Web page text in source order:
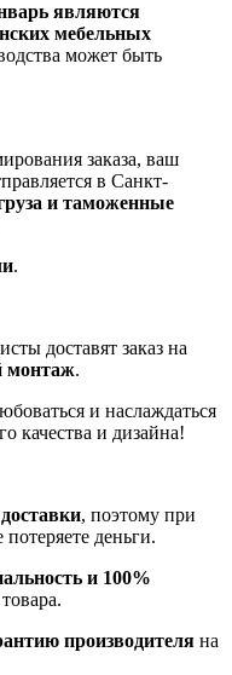
являются
мебельных
может быть
заказа, ваш
в Санкт-
и таможенные
.
доставят заказ на
монтаж.
и наслаждаться
качества и дизайна!
, поэтому при
деньги.
и 100%
производителя на